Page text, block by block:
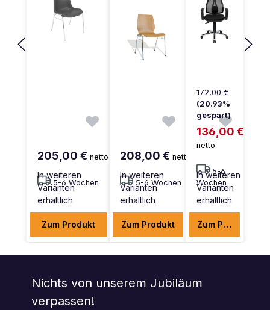
205,00 € netto
5-6 Wochen
In weiteren
Varianten
erhältlich
Zum Produkt
208,00 € netto
5-6 Wochen
In weiteren
Varianten
erhältlich
Zum Produkt
172,00 €
(20.93%
gespart)
136,00 €
netto
5-6
Wochen
In weiteren
Varianten
erhältlich
Zum Produkt
Nichts von unserem Jubiläum
verpassen!